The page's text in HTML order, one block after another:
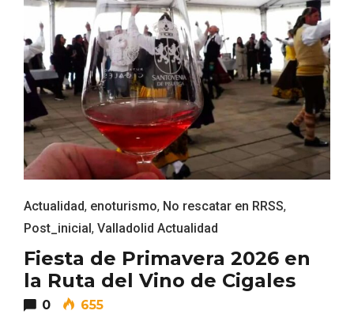
Actualidad, enoturismo, No rescatar en RRSS,
Post_inicial, Valladolid Actualidad
Fiesta de Primavera 2026 en
la Ruta del Vino de Cigales
0 655
Recorre los fiordos leoneses en Riaño